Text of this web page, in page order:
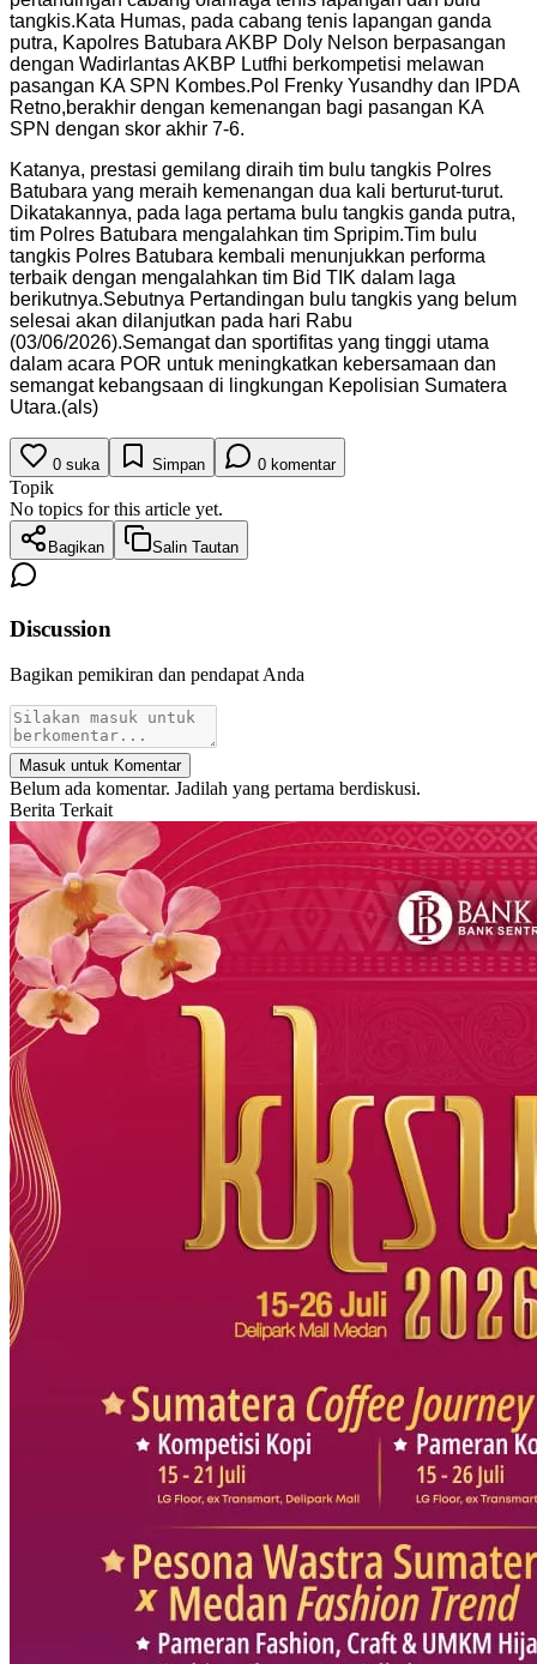
tangkis.Kata Humas, pada cabang tenis lapangan ganda
putra, Kapolres Batubara AKBP Doly Nelson berpasangan
dengan Wadirlantas AKBP Lutfhi berkompetisi melawan
pasangan KA SPN Kombes.Pol Frenky Yusandhy dan IPDA
Retno,berakhir dengan kemenangan bagi pasangan KA
SPN dengan skor akhir 7-6.
Katanya, prestasi gemilang diraih tim bulu tangkis Polres
Batubara yang meraih kemenangan dua kali berturut-turut.
Dikatakannya, pada laga pertama bulu tangkis ganda putra,
tim Polres Batubara mengalahkan tim Spripim.Tim bulu
tangkis Polres Batubara kembali menunjukkan performa
terbaik dengan mengalahkan tim Bid TIK dalam laga
berikutnya.Sebutnya Pertandingan bulu tangkis yang belum
selesai akan dilanjutkan pada hari Rabu
(03/06/2026).Semangat dan sportifitas yang tinggi utama
dalam acara POR untuk meningkatkan kebersamaan dan
semangat kebangsaan di lingkungan Kepolisian Sumatera
Utara.(als)
0 suka Simpan 0 komentar
Topik
No topics for this article yet.
Bagikan Salin Tautan
Discussion
Bagikan pemikiran dan pendapat Anda
Masuk untuk Komentar
Belum ada komentar. Jadilah yang pertama berdiskusi.
Berita Terkait